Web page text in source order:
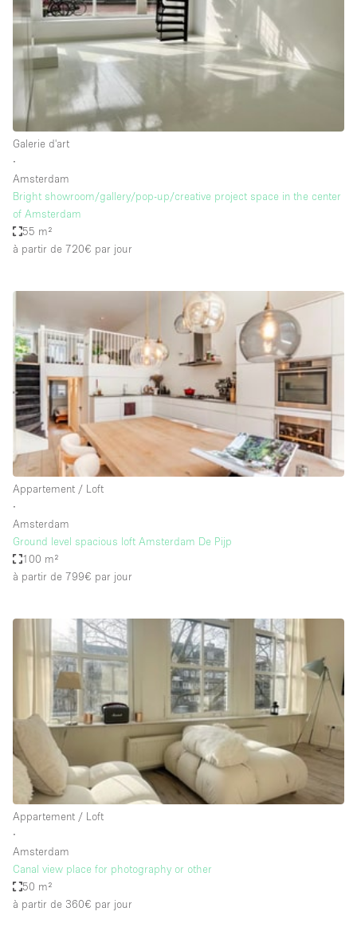
Camion / Fourgon
Commerce
Container
Entrepôt / Espace Stockage / Box
Espace Atypique / Unique
Espace Publicitaire
Espace Événementiel
Galerie d'art
Lobby / Accueil
Maison / Villa / Hôtel Particulier
Restaurant / Bar / Café
Rooftop
Salle
Salle de Conférence
Salle de Réunion
Salon / Festival
Studio Photo / Tournage
Étal de Marché
Caractéristiques de l'espace
Accès aux handicapés
Air conditionné
Animals Friendly
Ascenseur
Cabines d'essayage
Chauffage
Comptoir
Concierge
Cuisine
Galerie d'art
∙
Amsterdam
Bright showroom/gallery/pop-up/creative project space in the center
of Amsterdam
55 m²
à partir de 720€ par jour
Appartement / Loft
∙
Amsterdam
Ground level spacious loft Amsterdam De Pijp
100 m²
à partir de 799€ par jour
Appartement / Loft
∙
Amsterdam
Canal view place for photography or other
50 m²
à partir de 360€ par jour